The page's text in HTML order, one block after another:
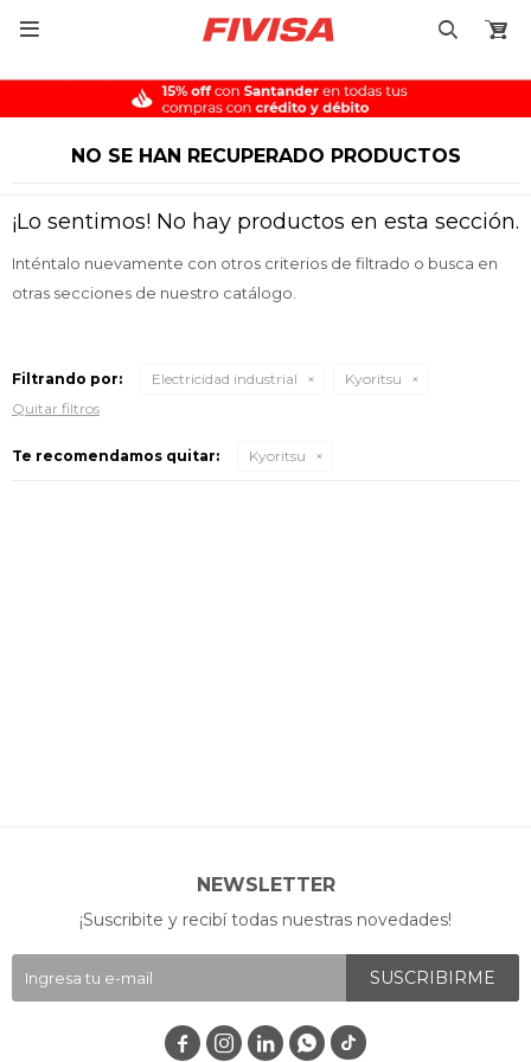

NO SE HAN RECUPERADO PRODUCTOS
¡Lo sentimos! No hay productos en esta sección.
Inténtalo nuevamente con otros criterios de filtrado o busca en
otras secciones de nuestro catálogo.
Filtrando por: Electricidad industrial
Kyoritsu
Quitar filtros
Te recomendamos quitar: Kyoritsu
NEWSLETTER
¡Suscribite y recibí todas nuestras novedades!
SUSCRIBIRME
   